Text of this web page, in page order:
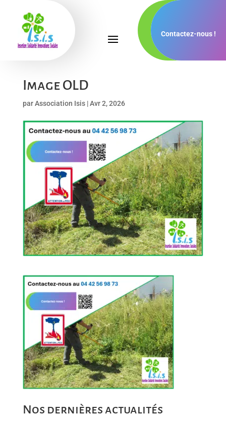
Contactez-nous !
Image OLD
parAssociation Isis|Avr 2, 2026
Nos dernières actualités